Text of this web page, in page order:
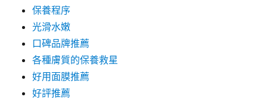
保養程序
光滑水嫩
口碑品牌推薦
各種膚質的保養救星
好用面膜推薦
好評推薦